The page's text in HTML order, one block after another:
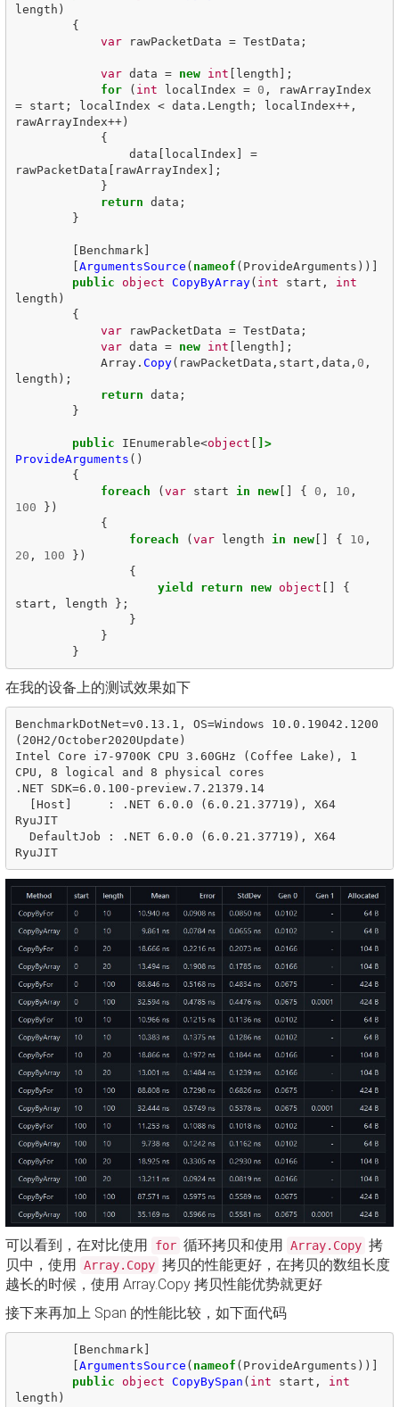
length )
{
var
rawPacketData = TestData ;
var data = new int [ length ];
for
( int localIndex = 0 ,
rawArrayIndex
=
start ; localIndex < data . Length ; localIndex++,
rawArrayIndex++)
{
data [ localIndex ]
=
rawPacketData [ rawArrayIndex ];
}
return data ;
}
[ Benchmark ]
[ArgumentsSource ( nameof ( ProvideArguments ))]
public object CopyByArray( int start ,
int
length )
{
var
rawPacketData = TestData ;
var data = new int [ length ];
Array. Copy( rawPacketData , start , data , 0 ,
length );
return data ;
}
public IEnumerable<object [ ]>
ProvideArguments ()
{
foreach
(var start in new[] { 0 , 10 ,
100
})
{
foreach
(var length in new[] { 10 ,
20 , 100
})
{
yield
return new object []
{
start , length
};
}
}
}
在我的设备上的测试效果如下
BenchmarkDotNet=v0.13.1, OS=Windows 10.0.19042.1200
(20H2/October2020Update)
Intel Core i7-9700K CPU 3.60GHz (Coffee Lake), 1
CPU, 8 logical and 8 physical cores
.NET SDK=6.0.100-preview.7.21379.14
RyuJIT
RyuJIT
可以看到，在对比使用 for 循环拷贝和使用 Array.Copy 拷
贝中，使用
Array.Copy 拷贝的性能更好，在拷贝的数组长度
越长的时候，使用 Array.Copy 拷贝性能优势就更好
接下来再加上 Span 的性能比较，如下面代码
Benchmark
ArgumentsSource ( nameof ( ProvideArguments ))]
public object CopyBySpan ( int start ,
int
length )